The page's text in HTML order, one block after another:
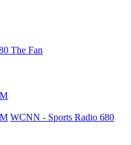
The Fan
WCNN - Sports Radio 680